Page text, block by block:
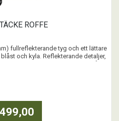
ROFFE
fullreflekterande tyg och ett lättare
och kyla. Reflekterande detaljer,